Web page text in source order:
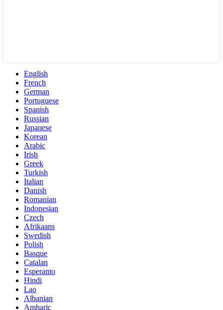
English
French
German
Portuguese
Spanish
Russian
Japanese
Korean
Arabic
Irish
Greek
Turkish
Italian
Danish
Romanian
Indonesian
Czech
Afrikaans
Swedish
Polish
Basque
Catalan
Esperanto
Hindi
Lao
Albanian
Amharic